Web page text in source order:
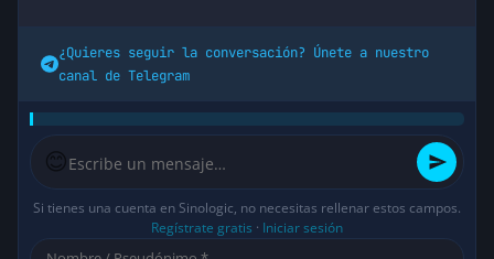
¿Quieres seguir la conversación? Únete a nuestro
canal de Telegram
😊
Si tienes una cuenta en Sinologic, no necesitas rellenar estos campos.
Regístrate gratis · Iniciar sesión